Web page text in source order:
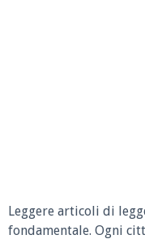
Leggere articoli di
fondamentale. Ogni